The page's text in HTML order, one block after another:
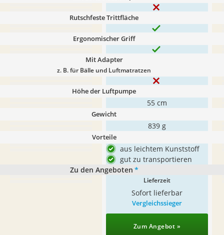
Rutschfeste Trittfläche
Ergonomischer Griff
Mit Adapter
z. B. für Bälle und Luftmatratzen
Höhe der Luftpumpe
55 cm
Gewicht
839 g
Vorteile
aus leichtem Kunststoff
gut zu transportieren
Zu den Angeboten *
Lieferzeit
Sofort lieferbar
Vergleichssieger
Zum Angebot »